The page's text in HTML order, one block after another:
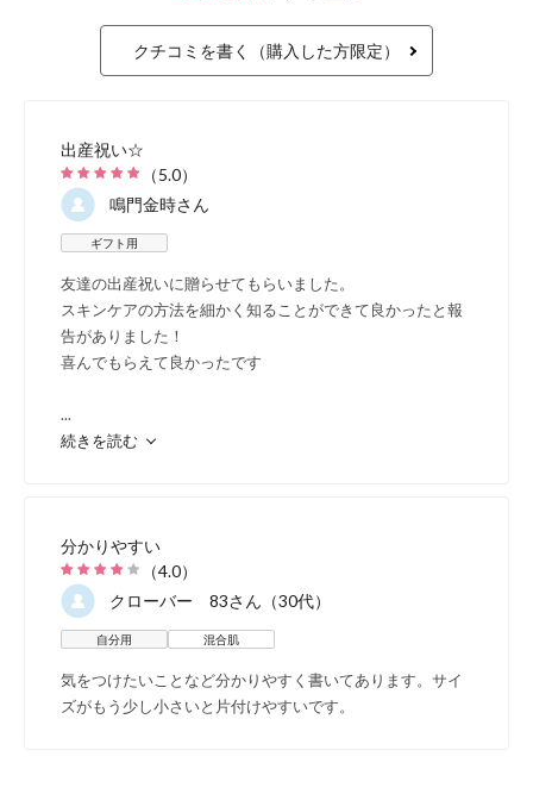
クチコミを書く（購入した方限定）
出産祝い☆
（5.0）
鳴門金時さん
ギフト用
友達の出産祝いに贈らせてもらいました。
スキンケアの方法を細かく知ることができて良かったと報
告がありました！
喜んでもらえて良かったです
...
続きを読む
分かりやすい
（4.0）
クローバー 83さん（30代）
自分用 混合肌
気をつけたいことなど分かりやすく書いてあります。サイ
ズがもう少し小さいと片付けやすいです。